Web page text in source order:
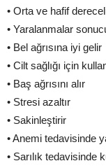
• Orta ve hafif
• Yaralanmalar
• Bel ağrısına iyi gelir
• Cilt sağlığı için
• Baş ağrısını alır
• Stresi azaltır
• Sakinleştirir
• Anemi tedavisinde
• Sarılık tedavisinde